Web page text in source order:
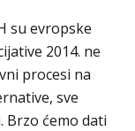
su evropske
2014. ne
procesi na
sve
Brzo ćemo dati